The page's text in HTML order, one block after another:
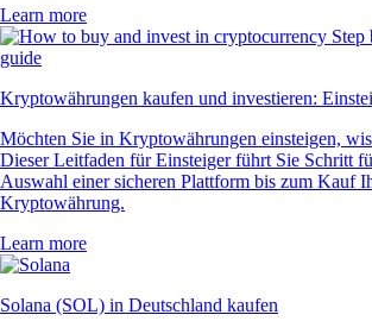
Learn more
Kryptowährungen kaufen und investieren:
Möchten Sie in Kryptowährungen einsteigen,
Dieser Leitfaden für Einsteiger führt Sie Schritt
Auswahl einer sicheren Plattform bis zum Kauf
Kryptowährung.
Learn more
Solana (SOL) in Deutschland kaufen